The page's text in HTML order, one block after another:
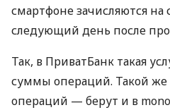
смартфоне зачисляются на
следующий день после
Так, в ПриватБанк такая
суммы операций. Такой
операций — берут и в